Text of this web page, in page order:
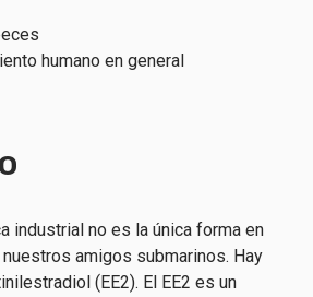
humano en general
industrial no es la única forma en
amigos submarinos. Hay
(EE2). El EE2 es un